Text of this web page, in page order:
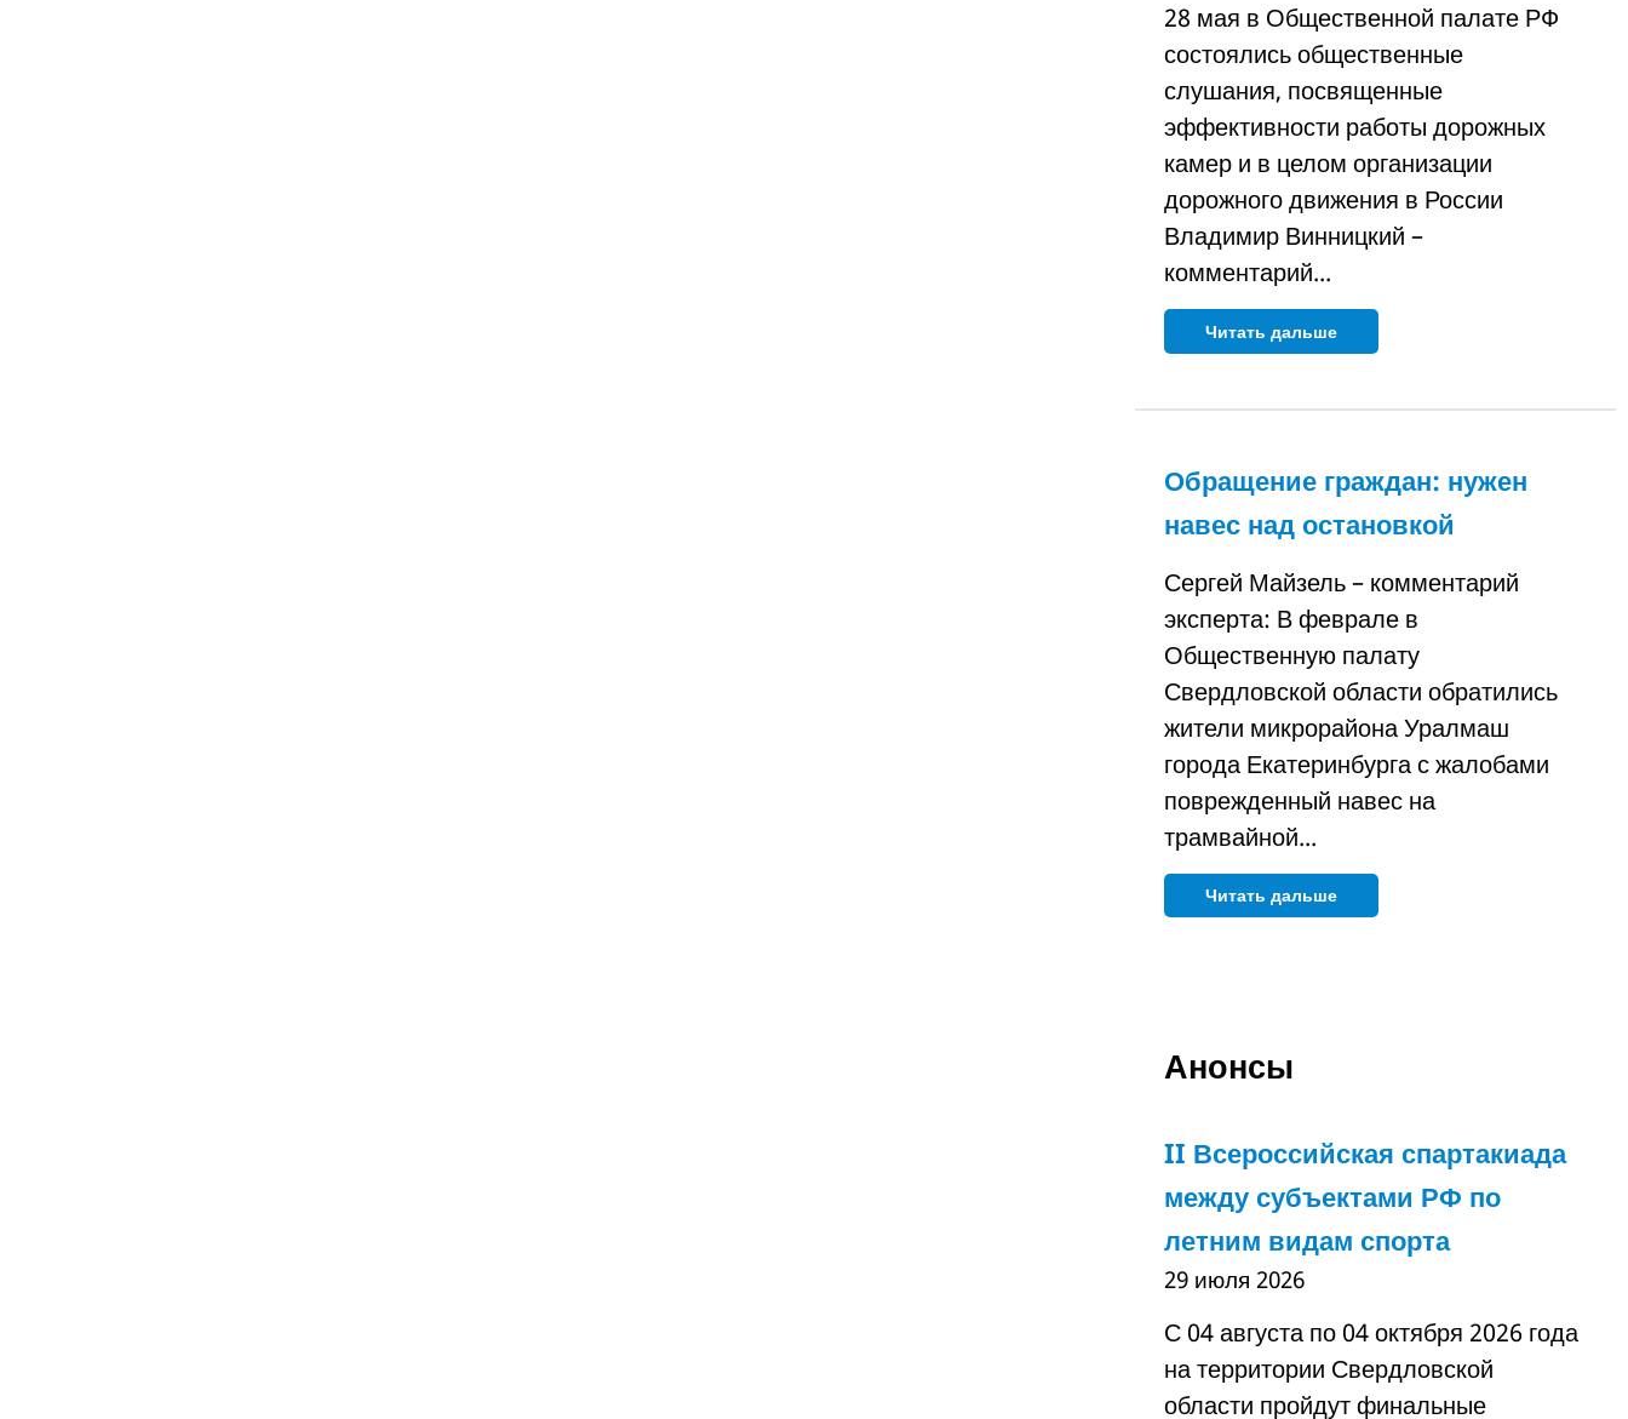
28 мая в Общественной палате РФ
состоялись общественные
слушания, посвященные
эффективности работы дорожных
камер и в целом организации
дорожного движения в России
Владимир Винницкий –
комментарий...
Читать дальше
Обращение граждан: нужен
навес над остановкой
Сергей Майзель – комментарий
эксперта: В феврале в
Общественную палату
Свердловской области обратились
жители микрорайона Уралмаш
города Екатеринбурга с жалобами
поврежденный навес на
трамвайной...
Читать дальше
Анонсы
II Всероссийская спартакиада
между субъектами РФ по
летним видам спорта
29 июля 2026
С 04 августа по 04 октября 2026 года
на территории Свердловской
области пройдут финальные